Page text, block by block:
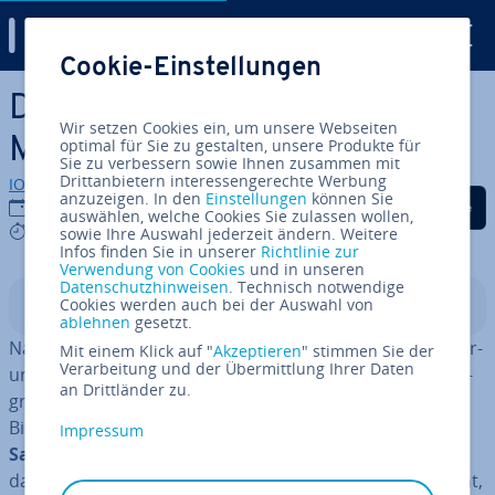
Zum Haupt­in­halt springen
Der Selection Bias im
Marketing
IONOS Redaktion
23.04.2020
5 mins
Auf Facebook teilen
Auf Twitter teilen
Auf LinkedIn
In­halts­ver­zeich­nis
Nahezu jede Ent­schei­dung, die wir fällen, wird durch Vor­
ur­tei­le getrübt – und zwar ganz unbewusst. Der Fach­be­
griff für diesen psy­cho­lo­gi­schen Effekt lautet „Selection
Bias“, auch bekannt als Stich­pro­ben­ver­zer­rung oder
Sampling Bias
dass ein falsches Ergebnis durch Aus­wahl­feh­ler entsteht,
Cookie-Einstellungen
Wir setzen Cookies ein, um unsere Webseiten
optimal für Sie zu gestalten, unsere Produkte für
Sie zu verbessern sowie Ihnen zusammen mit
Drittanbietern interessengerechte Werbung
anzuzeigen. In den Einstellungen können Sie
auswählen, welche Cookies Sie zulassen wollen,
sowie Ihre Auswahl jederzeit ändern. Weitere
Infos finden Sie in unserer Richtlinie zur
Verwendung von Cookies und in unseren
Datenschutzhinweisen. Technisch notwendige
Cookies werden auch bei der Auswahl von
ablehnen gesetzt.
Mit einem Klick auf "Akzeptieren" stimmen Sie der
Verarbeitung und der Übermittlung Ihrer Daten
an Drittländer zu.
Impressum